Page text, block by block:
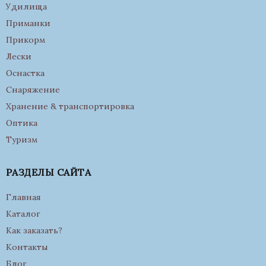
Удилища
Приманки
Прикорм
Лески
Оснастка
Снаряжение
Хранение & транспортировка
Оптика
Туризм
РАЗДЕЛЫ САЙТА
Главная
Каталог
Как заказать?
Контакты
Блог